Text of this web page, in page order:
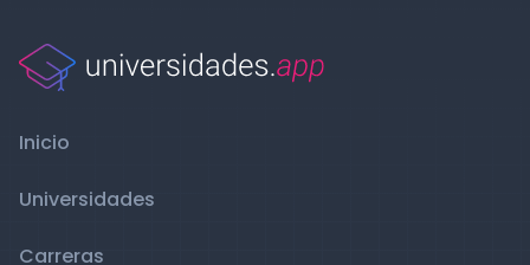
Inicio
Universidades
Carreras